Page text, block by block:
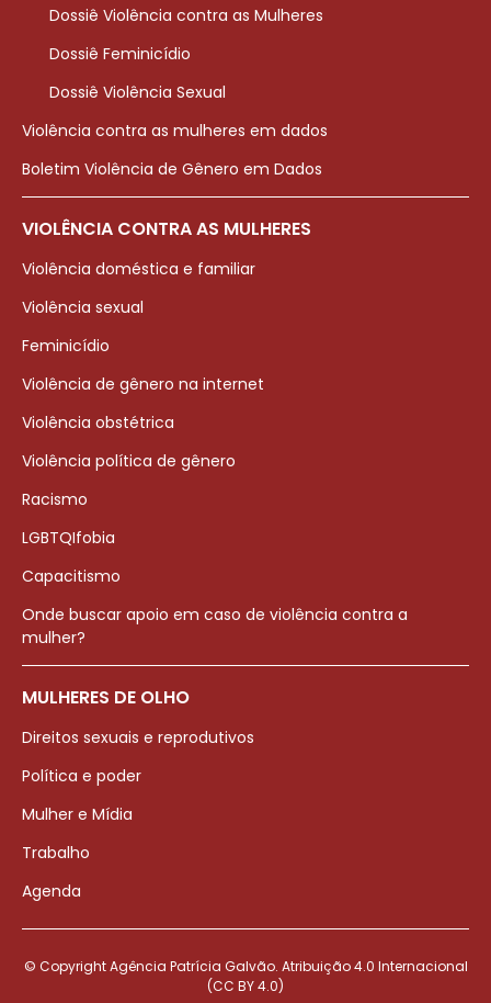
Dossiê Violência contra as Mulheres
Dossiê Feminicídio
Dossiê Violência Sexual
Violência contra as mulheres em dados
Boletim Violência de Gênero em Dados
VIOLÊNCIA CONTRA AS MULHERES
Violência doméstica e familiar
Violência sexual
Feminicídio
Violência de gênero na internet
Violência obstétrica
Violência política de gênero
Racismo
LGBTQIfobia
Capacitismo
Onde buscar apoio em caso de violência contra a
mulher?
MULHERES DE OLHO
Direitos sexuais e reprodutivos
Política e poder
Mulher e Mídia
Trabalho
Agenda
© Copyright Agência Patrícia Galvão. Atribuição 4.0 Internacional
(CC BY 4.0)